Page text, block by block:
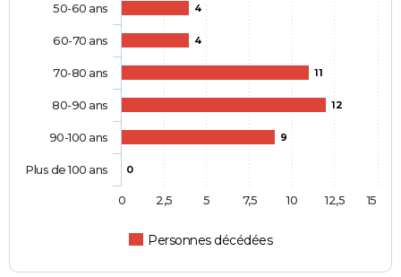
4
4
11
12
9
0
Personnes décédées
50-60 ans
60-70 ans
70-80 ans
80-90 ans
90-100 ans
Plus de 100 ans
0 2,5 5 7,5 10 12,5 15